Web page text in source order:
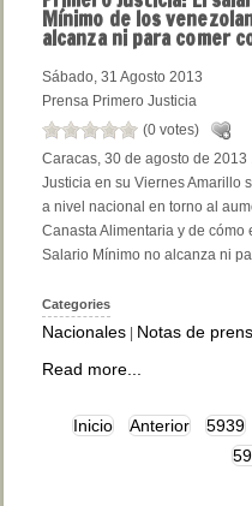
Mínimo de los
alcanza ni para comer
Sábado, 31 Agosto 2013
Prensa Primero Justicia
(0 votes)
Caracas, 30 de agosto de 2013
Justicia en su Viernes Amarillo
a nivel nacional en torno al
Canasta Alimentaria y de cómo
Salario Mínimo no alcanza ni
Categories
Nacionales
Notas de
Read more...
Inicio Anterior 5939